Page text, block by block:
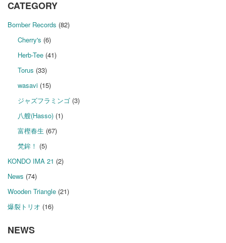
CATEGORY
Bomber Records (82)
Cherry's (6)
Herb-Tee(41)
Torus (33)
wasavi(15)
ジャズフラミンゴ(3)
八艘(Hasso)(1)
富樫春生 (67)
梵鉾！ (5)
KONDO IMA 21 (2)
News (74)
Wooden Triangle (21)
爆裂トリオ (16)
NEWS